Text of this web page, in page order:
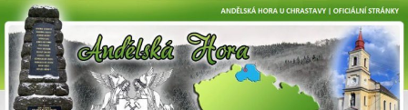
P
ř
k